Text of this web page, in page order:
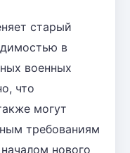
старый
в
военных
что
могут
требованиям
нового